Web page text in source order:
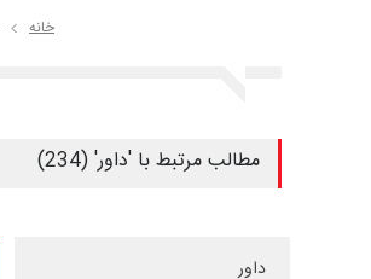
خانه
مطالب مرتبط با 'داور' (234)